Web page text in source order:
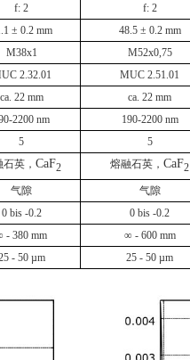
f: 2 f: 2
± 0.2 mm 48.5 ± 0.2 mm
M38x1 M52x0,75
2.32.01 MUC 2.51.01
ca. 22 mm ca. 22 mm
2200 nm 190-2200 nm
5 5
英， CaF2 熔融石英， CaF2
气隙 气隙
0 bis -0.2 0 bis -0.2
- 380 mm ∞ - 600 mm
- 50 µm 25 - 50 µm